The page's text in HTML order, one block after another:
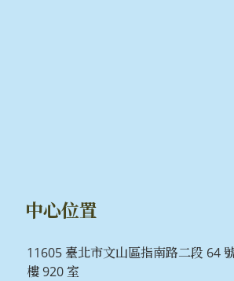
中心位置
11605 臺北市文山區指南路二段 64
樓 920 室